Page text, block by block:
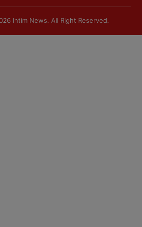
Intim News. All Right Reserved.